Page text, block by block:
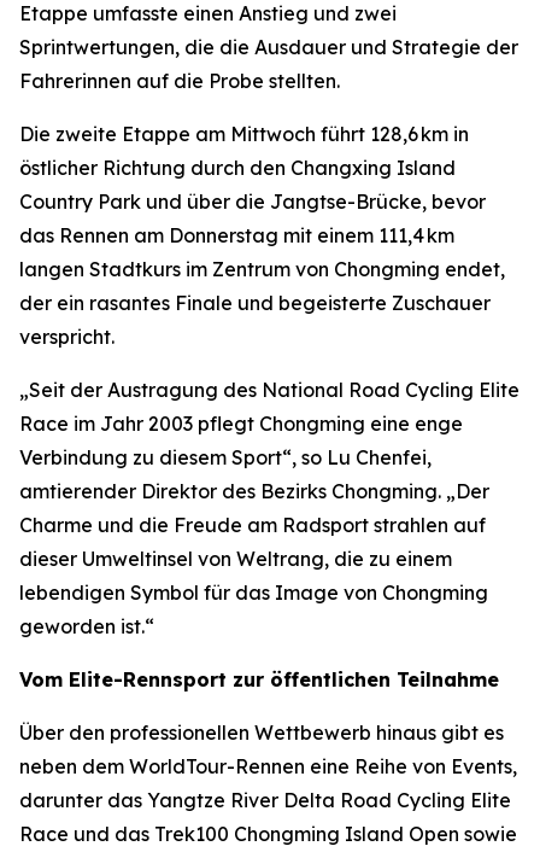
Etappe umfasste einen Anstieg und zwei
Sprintwertungen, die die Ausdauer und Strategie der
Fahrerinnen auf die Probe stellten.
Die zweite Etappe am Mittwoch führt 128,6 km in
östlicher Richtung durch den Changxing Island
Country Park und über die Jangtse-Brücke, bevor
das Rennen am Donnerstag mit einem 111,4 km
langen Stadtkurs im Zentrum von Chongming endet,
der ein rasantes Finale und begeisterte Zuschauer
verspricht.
„Seit der Austragung des National Road Cycling Elite
Race im Jahr 2003 pflegt Chongming eine enge
Verbindung zu diesem Sport“, so Lu Chenfei,
amtierender Direktor des Bezirks Chongming. „Der
Charme und die Freude am Radsport strahlen auf
dieser Umweltinsel von Weltrang, die zu einem
lebendigen Symbol für das Image von Chongming
geworden ist.“
Vom Elite-Rennsport zur öffentlichen Teilnahme
Über den professionellen Wettbewerb hinaus gibt es
neben dem WorldTour-Rennen eine Reihe von Events,
darunter das Yangtze River Delta Road Cycling Elite
Race und das Trek100 Chongming Island Open sowie